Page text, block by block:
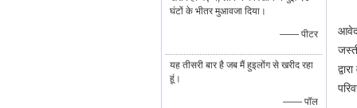
घंटों के भीतर मुआवजा दिया।
—— पीटर
यह तीसरी बार है जब मैं हुइलोंग से खरीद रहा
हूं।
—— पॉल